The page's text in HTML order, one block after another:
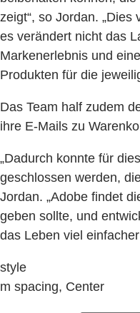
zeigt“, so Jordan.
es verändert nicht das
Markenerlebnis und
Produkten für die
Das Team half zudem
ihre E-Mails zu
„Dadurch konnte für
geschlossen werden,
Jordan. „Adobe findet
geben sollte, und
das Leben viel
style
m spacing, Center